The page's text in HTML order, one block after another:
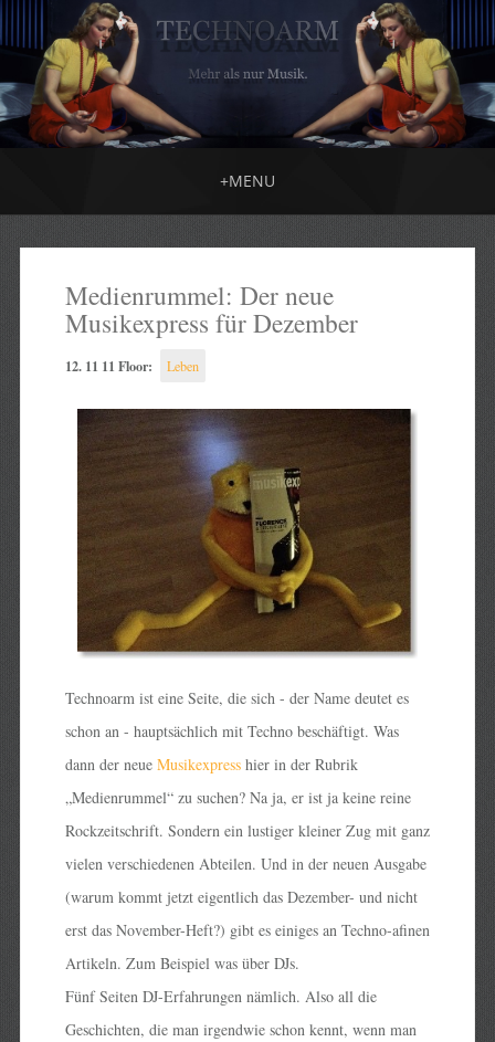
+MENU
Medienrummel: Der neue
Musikexpress für Dezember
12. 11 11 Floor: Leben
Technoarm ist eine Seite, die sich - der Name deutet es
schon an - hauptsächlich mit Techno beschäftigt. Was
dann der neue Musikexpresshier in der Rubrik
„Medienrummel“ zu suchen? Na ja, er ist ja keine reine
Rockzeitschrift. Sondern ein lustiger kleiner Zug mit ganz
vielen verschiedenen Abteilen. Und in der neuen Ausgabe
(warum kommt jetzt eigentlich das Dezember- und nicht
erst das November-Heft?) gibt es einiges an Techno-afinen
Artikeln. Zum Beispiel was über DJs.
Fünf Seiten DJ-Erfahrungen nämlich. Also all die
Geschichten, die man irgendwie schon kennt, wenn man